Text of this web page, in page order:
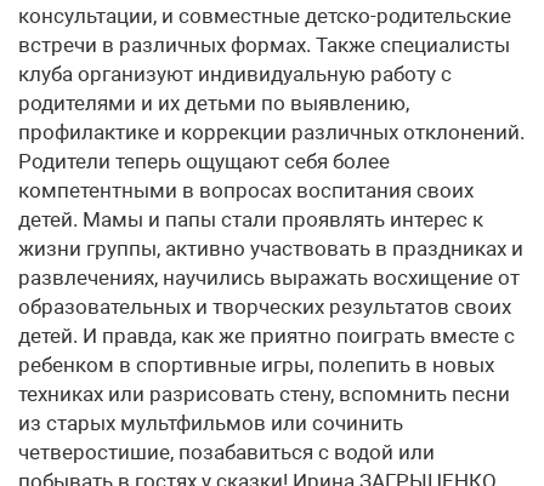
консультации, и совместные детско-родительские
встречи в различных формах. Также специалисты
клуба организуют индивидуальную работу с
родителями и их детьми по выявлению,
профилактике и коррекции различных отклонений.
Родители теперь ощущают себя более
компетентными в вопросах воспитания своих
детей. Мамы и папы стали проявлять интерес к
жизни группы, активно участвовать в праздниках и
развлечениях, научились выражать восхищение от
образовательных и творческих результатов своих
детей. И правда, как же приятно поиграть вместе с
ребенком в спортивные игры, полепить в новых
техниках или разрисовать стену, вспомнить песни
из старых мультфильмов или сочинить
четверостишие, позабавиться с водой или
побывать в гостях у сказки! Ирина ЗАГРЫЦЕНКО,